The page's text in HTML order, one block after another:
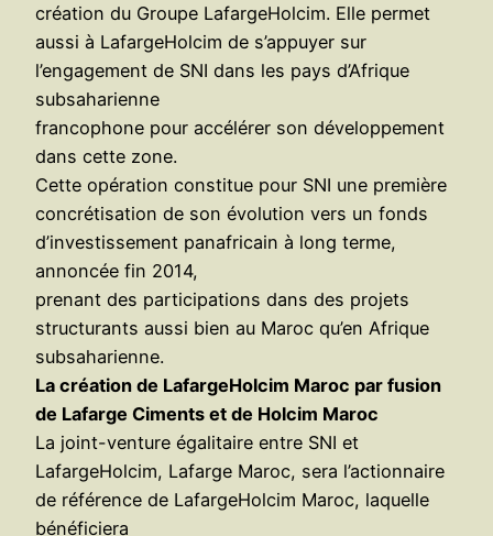
création du Groupe LafargeHolcim. Elle permet
aussi à LafargeHolcim de s’appuyer sur
l’engagement de SNI dans les pays d’Afrique
subsaharienne
francophone pour accélérer son développement
dans cette zone.
Cette opération constitue pour SNI une première
concrétisation de son évolution vers un fonds
d’investissement panafricain à long terme,
annoncée fin 2014,
prenant des participations dans des projets
structurants aussi bien au Maroc qu’en Afrique
subsaharienne.
La création de LafargeHolcim Maroc par fusion
de Lafarge Ciments et de Holcim Maroc
La joint-venture égalitaire entre SNI et
LafargeHolcim, Lafarge Maroc, sera l’actionnaire
de référence de LafargeHolcim Maroc, laquelle
bénéficiera